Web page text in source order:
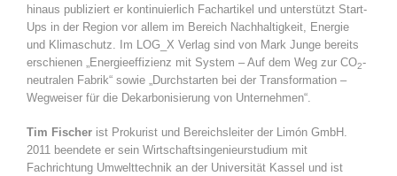
hinaus publiziert er kontinuierlich Fachartikel und unterstützt Start-
Ups in der Region vor allem im Bereich Nachhaltigkeit, Energie
und Klimaschutz. Im LOG_X Verlag sind von Mark Junge bereits
erschienen „Energieeffizienz mit System – Auf dem Weg zur CO2-
neutralen Fabrik“ sowie „Durchstarten bei der Transformation –
Wegweiser für die Dekarbonisierung von Unternehmen“.
Tim Fischer ist Prokurist und Bereichsleiter der Limón GmbH.
2011 beendete er sein Wirtschaftsingenieurstudium mit
Fachrichtung Umwelttechnik an der Universität Kassel und ist